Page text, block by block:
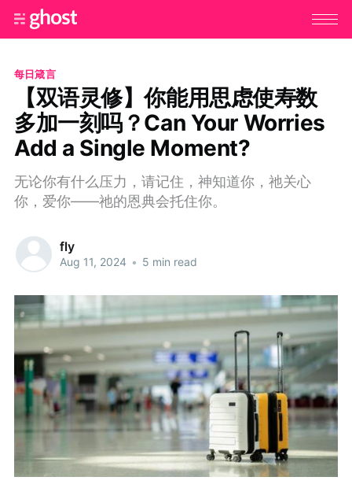
每日箴言
【双语灵修】你能用思虑使寿数
多加一刻吗？Can Your Worries
Add a Single Moment?
无论你有什么压力，请记住，神知道你，祂关心
你，爱你——祂的恩典会托住你。
fly
Aug 11, 2024 • 5 min read